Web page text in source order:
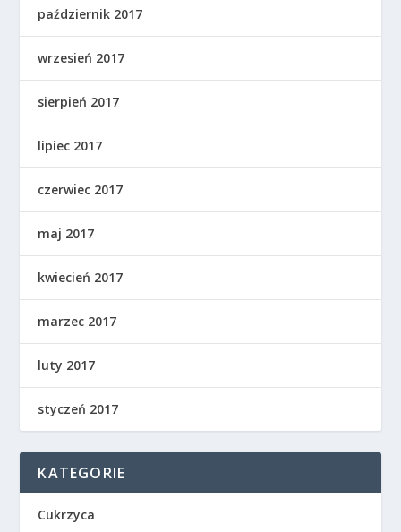
październik 2017
wrzesień 2017
sierpień 2017
lipiec 2017
czerwiec 2017
maj 2017
kwiecień 2017
marzec 2017
luty 2017
styczeń 2017
KATEGORIE
Cukrzyca